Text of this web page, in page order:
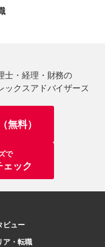
無料）
で
ック
ビュー
ア・転職